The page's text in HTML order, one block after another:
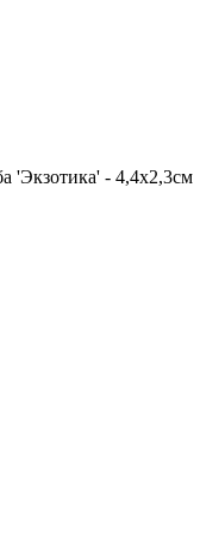
'Экзотика' - 4,4х2,3см